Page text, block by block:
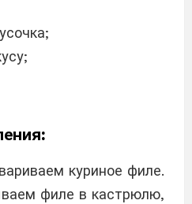
куриное филе.
филе в кастрюлю,